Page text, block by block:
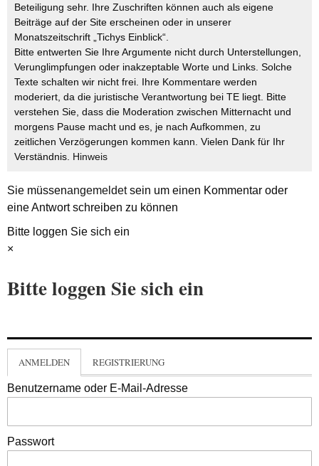
Beteiligung sehr. Ihre Zuschriften können auch als eigene
Beiträge auf der Site erscheinen oder in unserer
Monatszeitschrift „Tichys Einblick“.
Bitte entwerten Sie Ihre Argumente nicht durch Unterstellungen,
Verunglimpfungen oder inakzeptable Worte und Links. Solche
Texte schalten wir nicht frei. Ihre Kommentare werden
moderiert, da die juristische Verantwortung bei TE liegt. Bitte
verstehen Sie, dass die Moderation zwischen Mitternacht und
morgens Pause macht und es, je nach Aufkommen, zu
zeitlichen Verzögerungen kommen kann. Vielen Dank für Ihr
Verständnis. Hinweis
Sie müssenangemeldetsein um einen Kommentar oder
eine Antwort schreiben zu können
Bitte loggen Sie sich ein
×
Bitte loggen Sie sich ein
ANMELDEN REGISTRIERUNG
Benutzername oder E-Mail-Adresse
Passwort